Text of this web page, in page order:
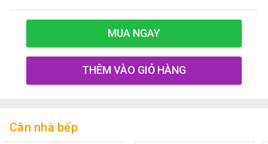
MUA NGAY
THÊM VÀO GIỎ HÀNG
Cân nhà bếp